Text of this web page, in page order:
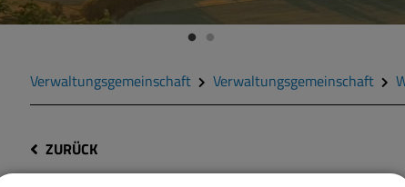
Verwaltungsgemeinschaft Verwaltungsgemeinschaft
ZURÜCK